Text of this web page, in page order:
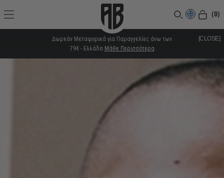
(0)
Δωρεάν Μεταφορικά για Παραγγελίες άνω των
79€ - Ελλάδα Μάθε Περισσότερα
[CLOSE]